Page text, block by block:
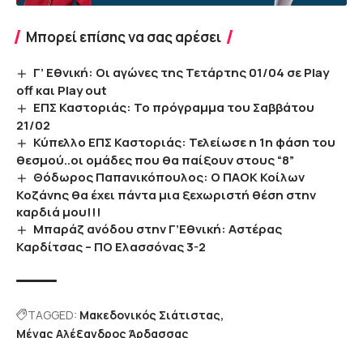
Μπορεί επίσης να σας αρέσει
Γ’ Εθνική: Οι αγώνες της Τετάρτης 01/04 σε Play
off και Play out
ΕΠΣ Καστοριάς: Το πρόγραμμα του Σαββάτου
21/02
Κύπελλο ΕΠΣ Καστοριάς: Τελείωσε η 1η φάση του
θεσμού..οι ομάδες που θα παίξουν στους “8”
Θόδωρος Παπανικόπουλος: Ο ΠΑΟΚ Κοίλων
Κοζάνης θα έχει πάντα μια ξεχωριστή θέση στην
καρδιά μου!!!
Μπαράζ ανόδου στην Γ’Εθνική: Αστέρας
Καρδίτσας – ΠΟ Ελασσόνας 3-2
TAGGED: Μακεδονικός Σιάτιστας
Μέγας Αλέξανδρος Άρδασσας